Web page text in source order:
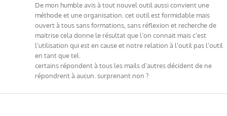
De mon humble avis à tout nouvel outil aussi convient une
méthode et une organisation. cet outil est formidable mais
ouvert à tous sans formations, sans réflexion et recherche de
maitrise cela donne le résultat que l’on connait mais c’est
l’utilisation qui est en cause et notre relation à l’outil pas l’outil
en tant que tel.
certains répondent à tous les mails d’autres décident de ne
répondrent à aucun. surprenant non ?